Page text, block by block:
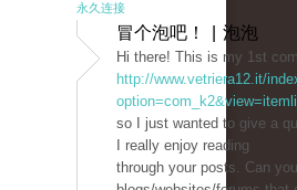
永久连接
冒个泡吧！ | 泡泡
Hi there! This is my 1st
http://www.vetriera12.it/
so I just wanted to give a
I really enjoy reading
through your posts. Can